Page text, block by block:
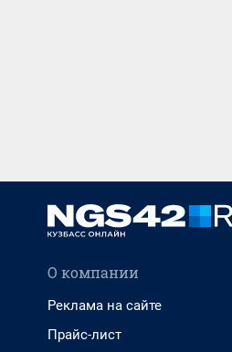
О компании
Реклама на сайте
Прайс-лист